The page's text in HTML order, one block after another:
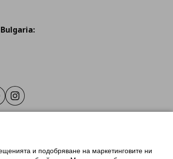
Instagram
и подобряване на маркетинговите ни